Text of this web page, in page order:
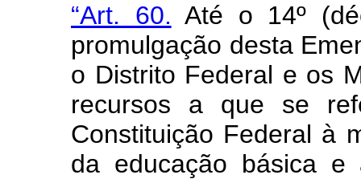
“Art. 60. Até o 14º
promulgação desta
o Distrito Federal e os
recursos a que se
Constituição Federal à
da educação básica e